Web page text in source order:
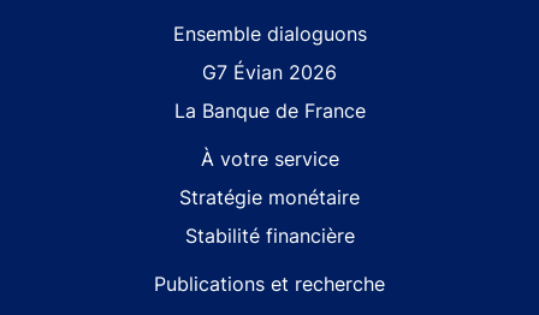
Ensemble dialoguons
G7 Évian 2026
La Banque de France
À votre service
Stratégie monétaire
Stabilité financière
Publications et recherche